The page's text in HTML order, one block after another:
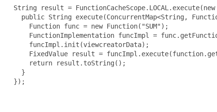
String result =
public String execute(ConcurrentMap<String,
     Function func = new Function("SUM");
FunctionImplementation funcImpl =
     funcImpl.init(viewcreatorData);
FixedValue result =
     return result.toString();
   }
});